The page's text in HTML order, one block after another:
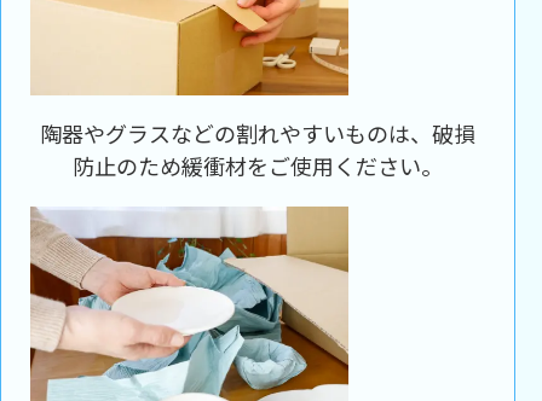
陶器やグラスなどの割れやすいものは、破損
防止のため緩衝材をご使用ください。